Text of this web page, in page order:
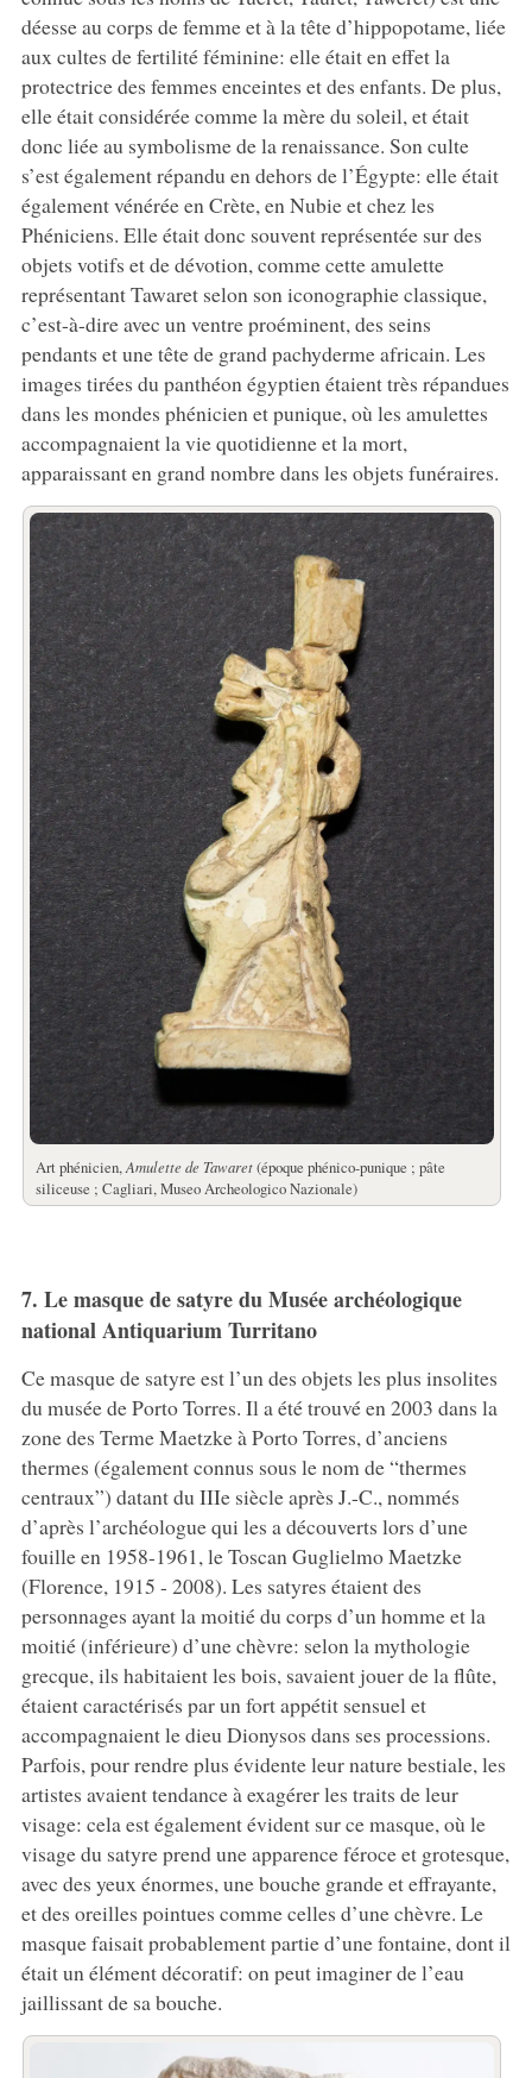
déesse au corps de femme et à la tête d’hippopotame, liée
aux cultes de fertilité féminine: elle était en effet la
protectrice des femmes enceintes et des enfants. De plus,
elle était considérée comme la mère du soleil, et était
donc liée au symbolisme de la renaissance. Son culte
s’est également répandu en dehors de l’Égypte: elle était
également vénérée en Crète, en Nubie et chez les
Phéniciens. Elle était donc souvent représentée sur des
objets votifs et de dévotion, comme cette amulette
représentant Tawaret selon son iconographie classique,
c’est-à-dire avec un ventre proéminent, des seins
pendants et une tête de grand pachyderme africain. Les
images tirées du panthéon égyptien étaient très répandues
dans les mondes phénicien et punique, où les amulettes
accompagnaient la vie quotidienne et la mort,
apparaissant en grand nombre dans les objets funéraires.
Art phénicien,Amulette de Tawaret(époque phénico-punique ; pâte
siliceuse ; Cagliari, Museo Archeologico Nazionale)
7. Le masque de satyre du Musée archéologique
national Antiquarium Turritano
Ce masque de satyre est l’un des objets les plus insolites
du musée de Porto Torres. Il a été trouvé en 2003 dans la
zone des Terme Maetzke à Porto Torres, d’anciens
thermes (également connus sous le nom de “thermes
centraux”) datant du IIIe siècle après J.-C., nommés
d’après l’archéologue qui les a découverts lors d’une
fouille en 1958-1961, le Toscan Guglielmo Maetzke
(Florence, 1915 - 2008). Les satyres étaient des
personnages ayant la moitié du corps d’un homme et la
moitié (inférieure) d’une chèvre: selon la mythologie
grecque, ils habitaient les bois, savaient jouer de la flûte,
étaient caractérisés par un fort appétit sensuel et
accompagnaient le dieu Dionysos dans ses processions.
Parfois, pour rendre plus évidente leur nature bestiale, les
artistes avaient tendance à exagérer les traits de leur
visage: cela est également évident sur ce masque, où le
visage du satyre prend une apparence féroce et grotesque,
avec des yeux énormes, une bouche grande et effrayante,
et des oreilles pointues comme celles d’une chèvre. Le
masque faisait probablement partie d’une fontaine, dont il
était un élément décoratif: on peut imaginer de l’eau
jaillissant de sa bouche.